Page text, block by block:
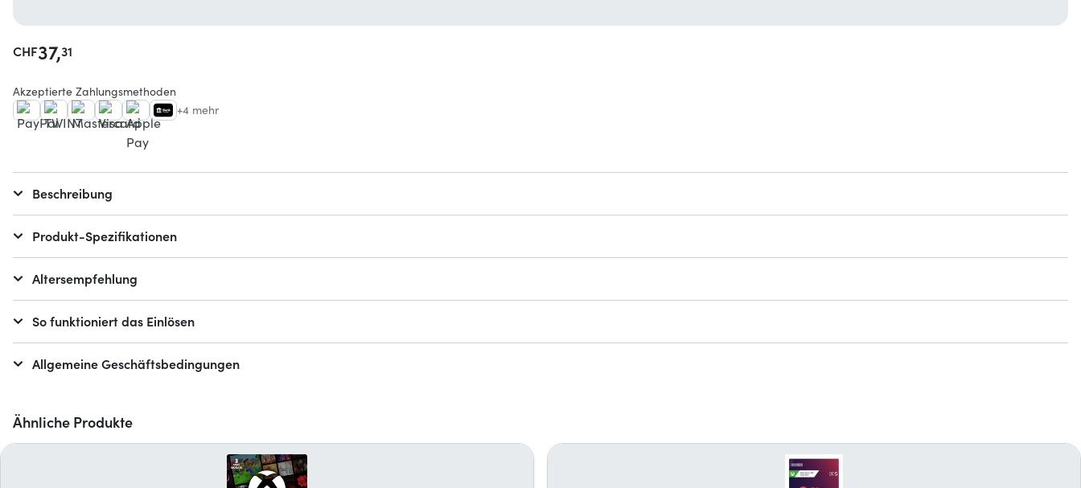
Ähnliche Produkte
CHF37,31
Akzeptierte Zahlungsmethoden
+4 mehr
Beschreibung
Produkt-Spezifikationen
Altersempfehlung
So funktioniert das Einlösen
Allgemeine Geschäftsbedingungen